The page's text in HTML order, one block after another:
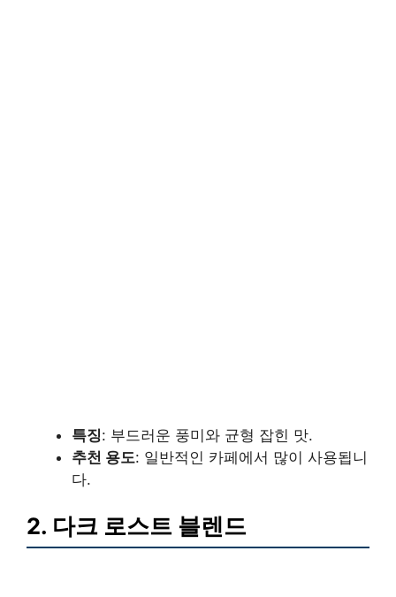
특징: 부드러운 풍미와 균형 잡힌 맛.
추천 용도: 일반적인 카페에서 많이 사용됩니
다.
2. 다크 로스트 블렌드